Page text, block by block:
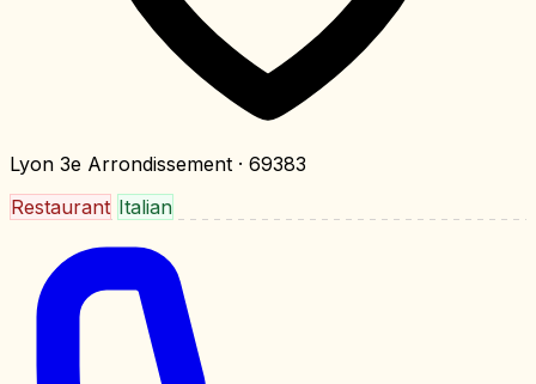
Lyon 3e Arrondissement · 69383
Restaurant Italian